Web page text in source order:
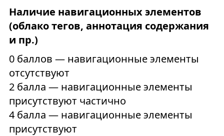
Наличие навигационных элементов
(облако тегов, аннотация содержания
и пр.)
0 баллов — навигационные элементы
отсутствуют
2 балла — навигационные элементы
присутствуют частично
4 балла — навигационные элементы
присутствуют